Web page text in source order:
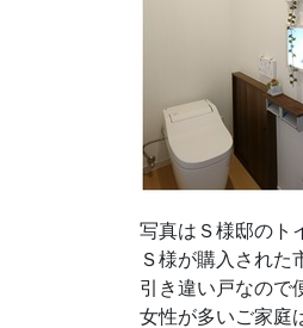
写真はＳ様邸のト
Ｓ様が購入された
引き違い戸なので
女性が多いご家庭